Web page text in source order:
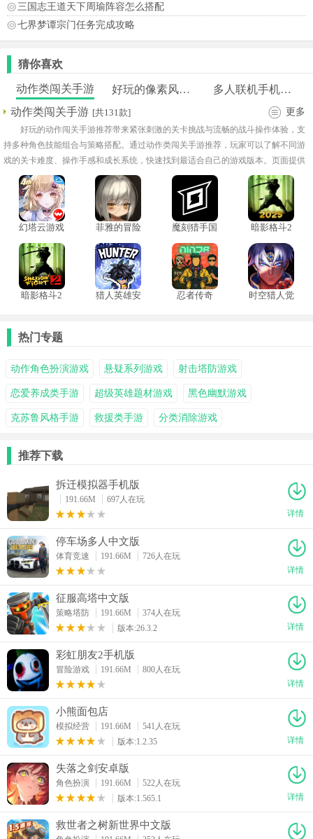
三国志王道天下周瑜阵容怎么搭配
七界梦谭宗门任务完成攻略
猜你喜欢
动作类闯关手游 好玩的像素风游戏
多人联机手机游戏
动作类闯关手游 [共131款] 更多
好玩的动作闯关手游推荐带来紧张刺激的关卡挑战与流畅的战斗操作体验，支
持多种角色技能组合与策略搭配。通过动作类闯关手游推荐，玩家可以了解不同游
戏的关卡难度、操作手感和成长系统，快速找到最适合自己的游戏版本。页面提供
动作闯关游戏大全手机版下载，支持便捷获取与安装，让玩家随时开启热血闯关之
旅，在关卡挑战与技能运用中不断突破自我，享受极致动作快感。
幻塔云游戏 菲雅的冒险
魔刻猎手国
暗影格斗2
暗影格斗2
猎人英雄安
忍者传奇
时空猎人觉
热门专题
动作角色扮演游戏 悬疑系列游戏 射击塔防游戏
恋爱养成类手游 超级英雄题材游戏 黑色幽默游戏
克苏鲁风格手游 救援类手游 分类消除游戏
推荐下载
拆迁模拟器手机版
191.66M
697人在玩
详情
停车场多人中文版
体育竞速 191.66M
726人在玩
详情
征服高塔中文版
策略塔防 191.66M
374人在玩
版本:26.3.2
详情
彩虹朋友2手机版
冒险游戏 191.66M
800人在玩
详情
小熊面包店
模拟经营 191.66M
541人在玩
版本:1.2.35
详情
失落之剑安卓版
角色扮演 191.66M
522人在玩
版本:1.565.1
详情
救世者之树新世界中文版